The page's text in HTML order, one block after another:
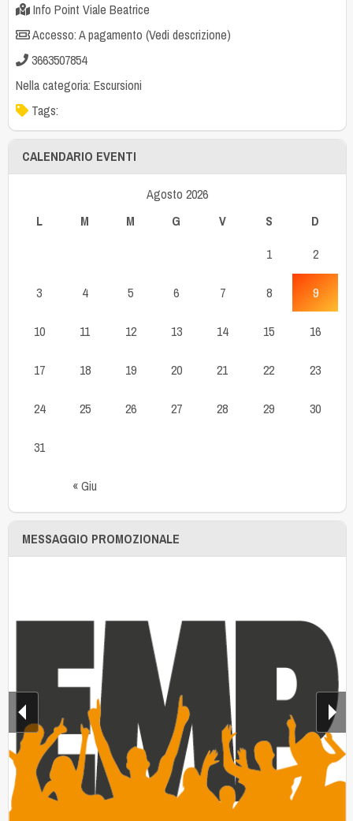
Info Point Viale Beatrice
Accesso: A pagamento (Vedi descrizione)
3663507854
Nella categoria: Escursioni
Tags:
CALENDARIO EVENTI
Agosto 2026
L
M M G V S D
« Giu
1 2
3 4 5 6 7 8 9
10 11 12 13 14 15 16
17 18 19 20 21 22 23
24 25 26 27 28 29 30
31
MESSAGGIO PROMOZIONALE